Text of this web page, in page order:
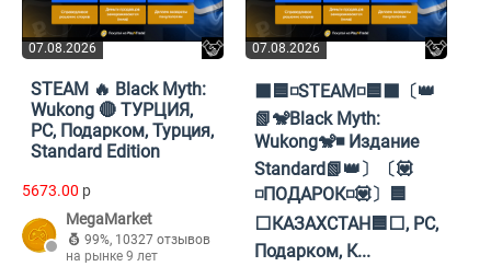
07.08.2026
STEAM 🔥 Black Myth:
Wukong 🔴 ТУРЦИЯ,
PC, Подарком, Турция,
Standard Edition
5673.00 p
MegaMarket
99%, 10327 отзывов
на рынке 9 лет
07.08.2026
⬛🟦◽STEAM◽🟦⬛〔👑
📗🐒Black Myth:
Wukong🐒◾ Издание
Standard📗👑〕〔💟
◽️ПОДАРОК◽️💟〕🟦
⬜КАЗАХСТАН🟦⬜, PC,
Подарком, К...